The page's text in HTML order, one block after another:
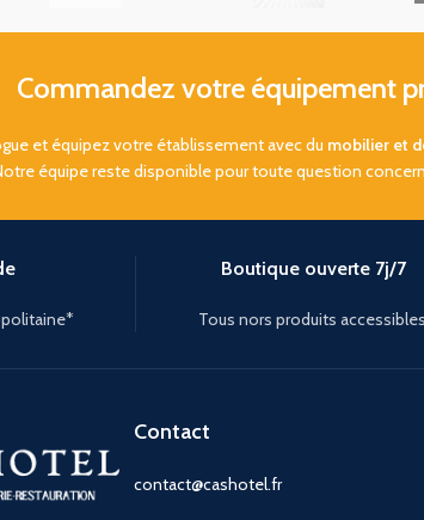
Commandez votre équipement
et équipez votre établissement avec du mobilier et
équipe reste disponible pour toute question
Boutique ouverte 7j/7
Tous nors produits
Contact
contact@cashotel.fr